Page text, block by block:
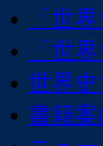
「世
「世
世界史
書籍案